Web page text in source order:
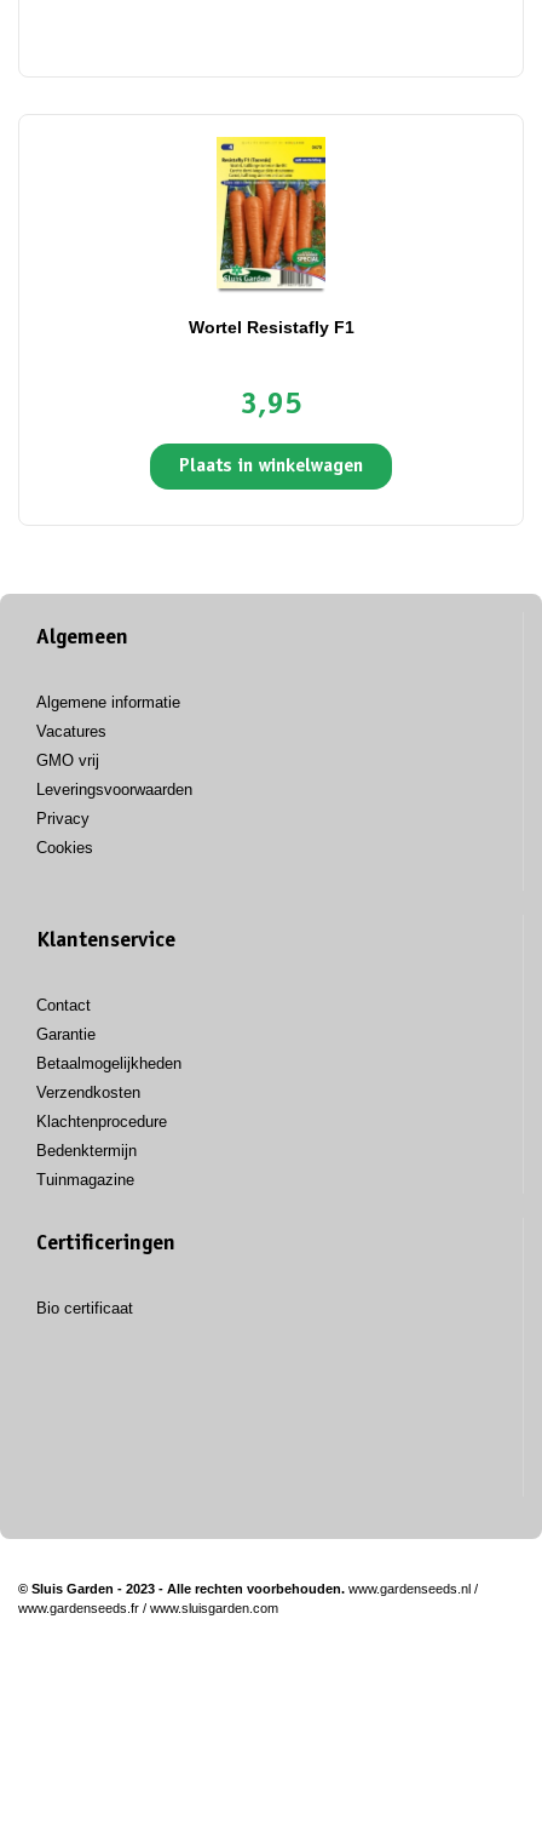
Wortel Resistafly F1
3,95
Plaats in winkelwagen
Algemeen
Algemene informatie
Vacatures
GMO vrij
Leveringsvoorwaarden
Privacy
Cookies
Klantenservice
Contact
Garantie
Betaalmogelijkheden
Verzendkosten
Klachtenprocedure
Bedenktermijn
Tuinmagazine
Certificeringen
Bio certificaat
© Sluis Garden - 2023 - Alle rechten voorbehouden. www.gardenseeds.nl /
www.gardenseeds.fr / www.sluisgarden.com